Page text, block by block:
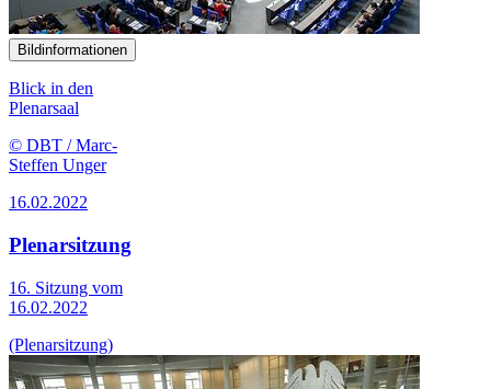
Bildinformationen
Blick in den
Plenarsaal
© DBT / Marc-
Steffen Unger
16.02.2022
Plenarsitzung
16. Sitzung vom
16.02.2022
(Plenarsitzung)